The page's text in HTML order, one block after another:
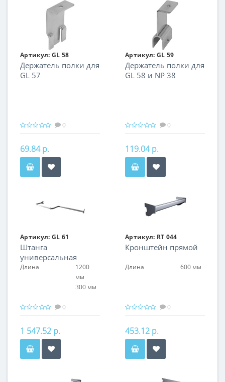
Артикул: GL 58
Держатель полки для
GL 57
0
69.84 р.
Артикул: GL 59
Держатель полки для
GL 58 и NP 38
0
119.04 р.
Артикул: GL 61
Штанга
универсальная
Длина
1200
мм
300 мм
0
1 547.52 р.
Артикул: RT 044
Кронштейн прямой
Длина 600 мм
0
453.12 р.